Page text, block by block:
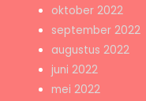
oktober 2022
september 2022
augustus 2022
juni 2022
mei 2022